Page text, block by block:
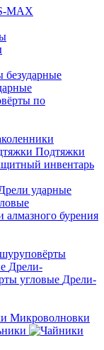
MAX
по
Подтяжки
инвентарь
Дрели-
Дрели-
Микроволновки